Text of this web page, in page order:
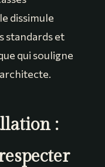
dissimule
standards et
qui souligne
: